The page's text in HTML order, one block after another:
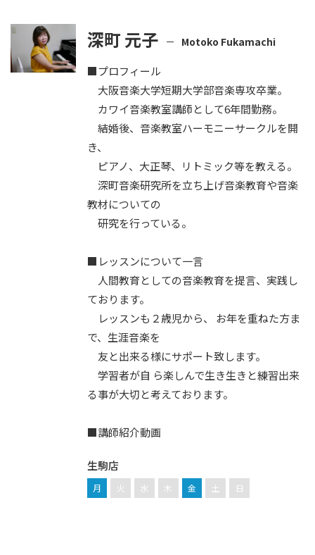
深町 元子 Motoko Fukamachi
■プロフィール
大阪音楽大学短期大学部音楽専攻卒業。
カワイ音楽教室講師として6年間勤務。
結婚後、音楽教室ハーモニーサークルを開
き、
ピアノ、大正琴、リトミック等を教える。
深町音楽研究所を立ち上げ音楽教育や音楽
教材についての
研究を行っている。
■レッスンについて一言
人間教育としての音楽教育を提言、実践し
ております。
レッスンも２歳児から、 お年を重ねた方ま
で、生涯音楽を
友と出来る様にサポート致します。
学習者が自 ら楽しんで生き生きと練習出来
る事が大切と考えております。
■講師紹介動画
生駒店
月 火 水 木 金 土 日